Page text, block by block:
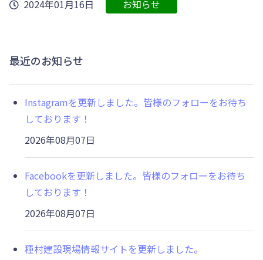
2024年01月16日 お知らせ
最近のお知らせ
Instagramを更新しました。皆様のフォローをお待ち
しております！
2026年08月07日
Facebookを更新しました。皆様のフォローをお待ち
しております！
2026年08月07日
種村建設現場情報サイトを更新しました。